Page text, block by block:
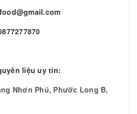
liệu uy tín:
Nhơn Phú, Phước Long B,